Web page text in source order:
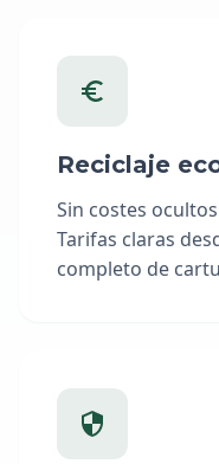
Reciclaje
Sin costes
Tarifas claras
completo de